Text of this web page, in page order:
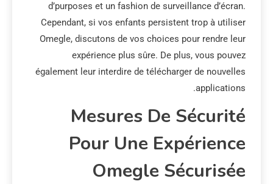
d’purposes et un fashion de surveillance d’écran.
Cependant, si vos enfants persistent trop à utiliser
Omegle, discutons de vos choices pour rendre leur
expérience plus sûre. De plus, vous pouvez
également leur interdire de télécharger de nouvelles
applications.
Mesures De Sécurité
Pour Une Expérience
Omegle Sécurisée